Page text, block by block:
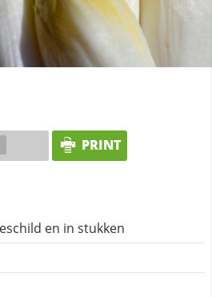
PRINT
en in stukken